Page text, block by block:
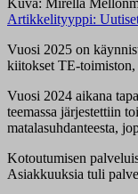
Kuva: Mirella
Artikkelityyppi:
Vuosi 2025 on
kiitokset TE-toimiston,
Vuosi 2024 aikana
teemassa järjestettiin
matalasuhdanteesta,
Kotoutumisen
Asiakkuuksia tuli